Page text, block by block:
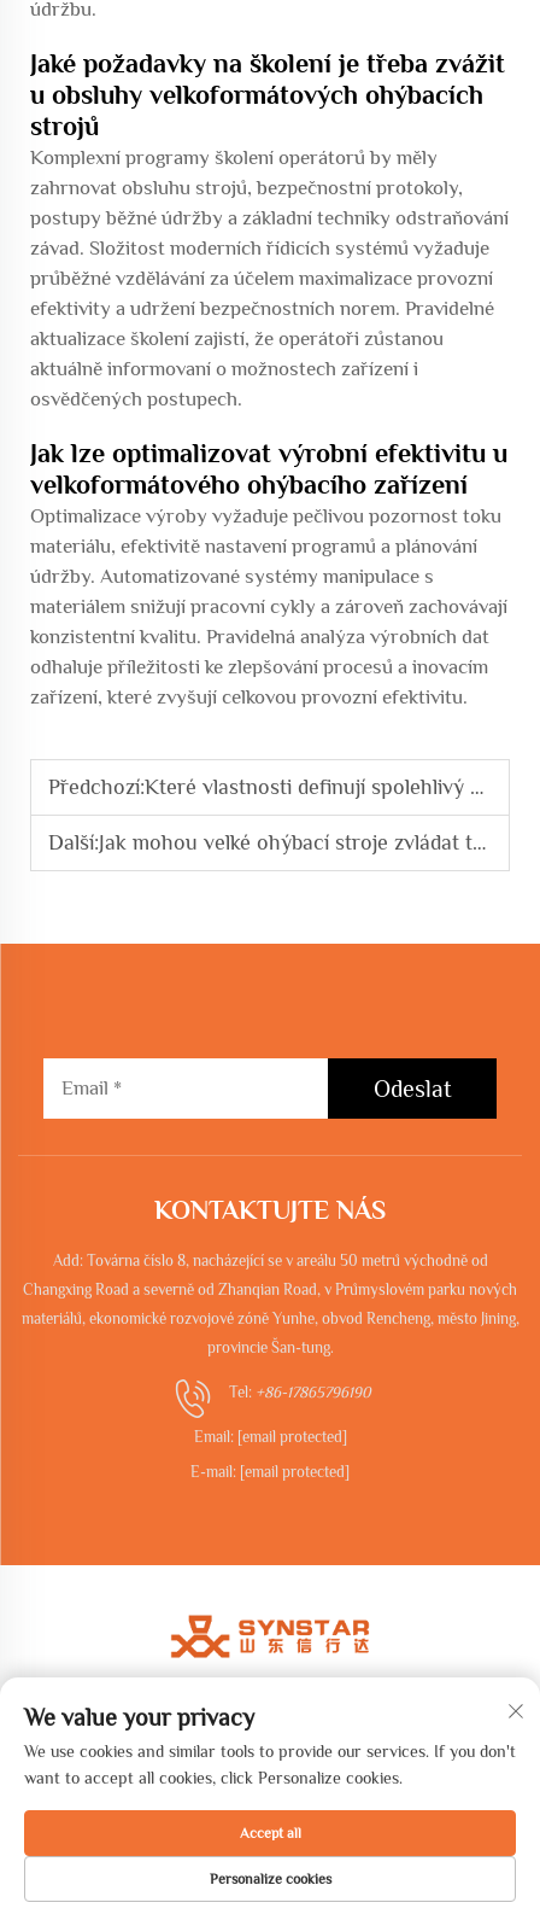
údržbu.
Jaké požadavky na školení je třeba zvážit
u obsluhy velkoformátových ohýbacích
strojů
Komplexní programy školení operátorů by měly
zahrnovat obsluhu strojů, bezpečnostní protokoly,
postupy běžné údržby a základní techniky odstraňování
závad. Složitost moderních řídicích systémů vyžaduje
průběžné vzdělávání za účelem maximalizace provozní
efektivity a udržení bezpečnostních norem. Pravidelné
aktualizace školení zajistí, že operátoři zůstanou
aktuálně informovaní o možnostech zařízení i
osvědčených postupech.
Jak lze optimalizovat výrobní efektivitu u
velkoformátového ohýbacího zařízení
Optimalizace výroby vyžaduje pečlivou pozornost toku
materiálu, efektivitě nastavení programů a plánování
údržby. Automatizované systémy manipulace s
materiálem snižují pracovní cykly a zároveň zachovávají
konzistentní kvalitu. Pravidelná analýza výrobních dat
odhaluje příležitosti ke zlepšování procesů a inovacím
zařízení, které zvyšují celkovou provozní efektivitu.
Předchozí:Které vlastnosti definují spolehlivý válcovací svařovací stroj pro ocelovou klec
Další:Jak mohou velké ohýbací stroje zvládat těžké stavební zatížení
Odeslat
KONTAKTUJTE NÁS
Add: Továrna číslo 8, nacházející se v areálu 50 metrů východně od
Changxing Road a severně od Zhanqian Road, v Průmyslovém parku nových
materiálů, ekonomické rozvojové zóně Yunhe, obvod Rencheng, město Jining,
provincie Šan-tung.
Tel: +86-17865796190
Email: [email protected]
E-mail: [email protected]
Copyright © 2026 Shandong synstar Intelligent Technology Co., Ltd.
DOMOVSKÁ
PRODUKTY E-MAIL TEL.
We value your privacy
We use cookies and similar tools to provide our services. If you don't
want to accept all cookies, click Personalize cookies.
Personalize cookies
Accept all